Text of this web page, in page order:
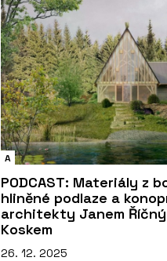
A
PODCAST: Materiály z
hliněné podlaze a
architekty Janem
Koskem
26. 12. 2025